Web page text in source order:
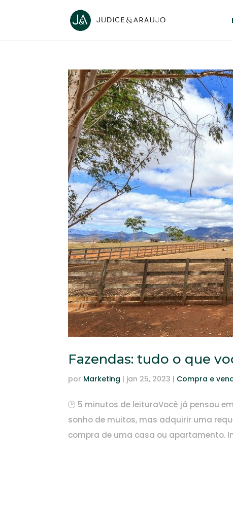
Fazendas: tudo o que
por Marketing | jan 25, 2023 | Compra e
🕑 5 minutos de leituraVocê já pensou
sonho de muitos, mas adquirir uma
compra de uma casa ou apartamento.